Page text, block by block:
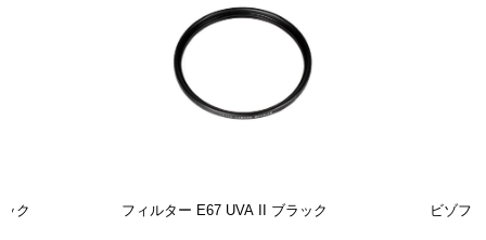
ク フィルター E67 UVA II ブラック ビゾフ